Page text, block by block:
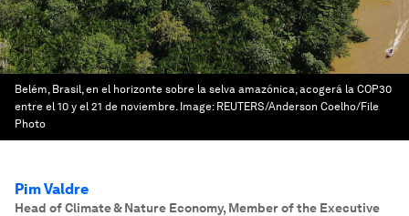
Belém, Brasil, en el horizonte sobre la selva amazónica, acogerá la COP30
entre el 10 y el 21 de noviembre. Image: REUTERS/Anderson Coelho/File
Photo
Pim Valdre
Head of Climate & Nature Economy, Member of the Executive